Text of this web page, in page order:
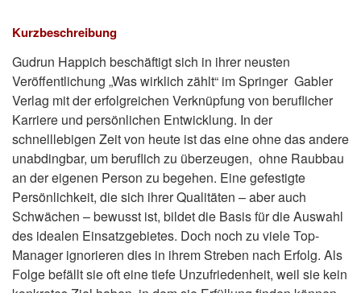
Kurzbeschreibung
Gudrun Happich beschäftigt sich in ihrer neusten
Veröffentlichung „Was wirklich zählt“ im Springer Gabler
Verlag mit der erfolgreichen Verknüpfung von beruflicher
Karriere und persönlichen Entwicklung. In der
schnelllebigen Zeit von heute ist das eine ohne das andere
unabdingbar, um beruflich zu überzeugen, ohne Raubbau
an der eigenen Person zu begehen. Eine gefestigte
Persönlichkeit, die sich ihrer Qualitäten – aber auch
Schwächen – bewusst ist, bildet die Basis für die Auswahl
des idealen Einsatzgebietes. Doch noch zu viele Top-
Manager ignorieren dies in ihrem Streben nach Erfolg. Als
Folge befällt sie oft eine tiefe Unzufriedenheit, weil sie kein